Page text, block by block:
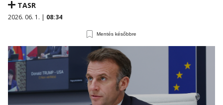
TASR
2026. 06. 1. | 08:34
Mentés későbbre